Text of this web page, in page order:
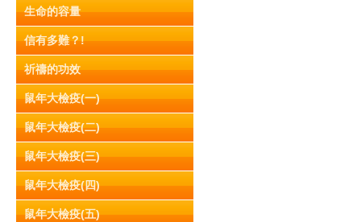
生命的容量
信有多難？!
祈禱的功效
鼠年大檢疫(一)
鼠年大檢疫(二)
鼠年大檢疫(三)
鼠年大檢疫(四)
鼠年大檢疫(五)